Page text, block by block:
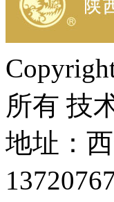
所有 技
地址：